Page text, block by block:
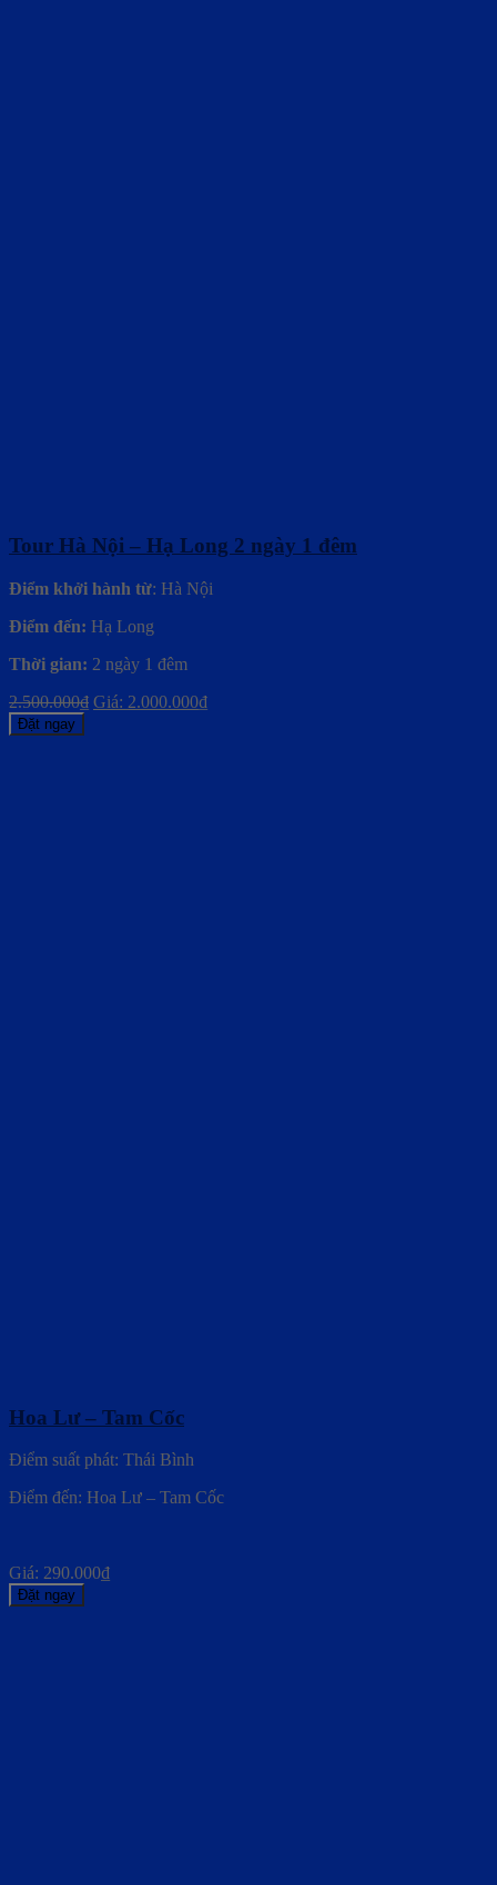
Tour Hà Nội – Hạ Long 2 ngày 1 đêm
Điểm khởi hành từ: Hà Nội
Điểm đến: Hạ Long
Thời gian: 2 ngày 1 đêm
2.500.000₫ Giá: 2.000.000₫
Đặt ngay
Hoa Lư – Tam Cốc
Điểm suất phát: Thái Bình
Điểm đến: Hoa Lư – Tam Cốc
Giá: 290.000₫
Đặt ngay